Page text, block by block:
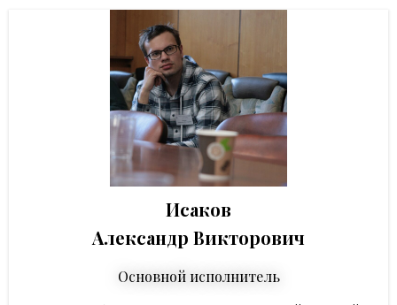
Исаков
Александр Викторович
Основной исполнитель